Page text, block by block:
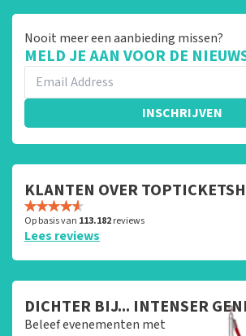
Nooit meer een aanbieding missen?
MELD JE AAN VOOR DE
INSCHRIJVEN
KLANTEN OVER
Op basis van 113.182reviews
Lees reviews
DICHTER BIJ... INTENSER
Beleef evenementen met